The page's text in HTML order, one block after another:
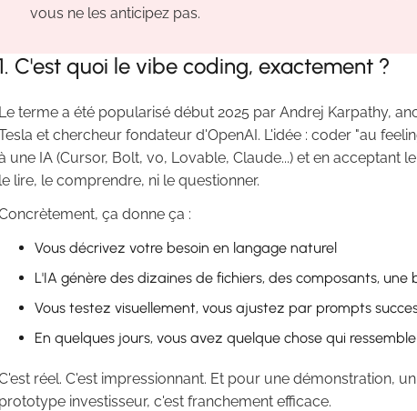
vous ne les anticipez pas.
1. C'est quoi le vibe coding, exactement ?
Le terme a été popularisé début 2025 par Andrej Karpathy,
et chercheur fondateur d'OpenAI. L'idée : coder "au
une IA (Cursor, Bolt, v0, Lovable, Claude...) et en acceptant
le lire, le comprendre, ni le questionner.
ça donne ça :
Vous décrivez votre besoin en langage naturel
L'IA génère des dizaines de fichiers, des composants, une
Vous testez visuellement, vous ajustez par prompts
En quelques jours, vous avez quelque chose qui
réel. C'est impressionnant. Et pour une démonstration,
prototype investisseur, c'est franchement efficace.